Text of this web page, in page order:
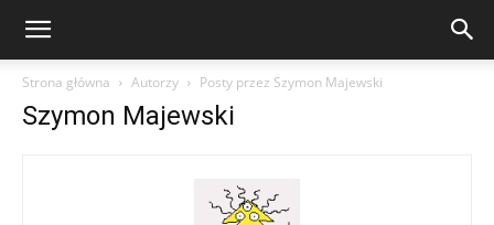
Strona główna Autorzy Posty przez Szymon Majewski
Szymon Majewski